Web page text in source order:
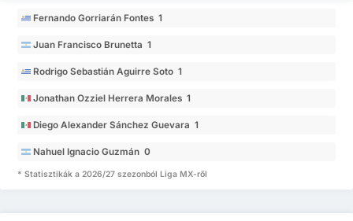
Fernando Gorriarán Fontes 1
Juan Francisco Brunetta 1
Rodrigo Sebastián Aguirre Soto 1
Jonathan Ozziel Herrera Morales 1
Diego Alexander Sánchez Guevara 1
Nahuel Ignacio Guzmán 0
* Statisztikák a 2026/27 szezonból Liga MX-ről